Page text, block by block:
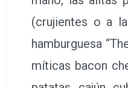
(crujientes o a
hamburguesa
míticas bacon